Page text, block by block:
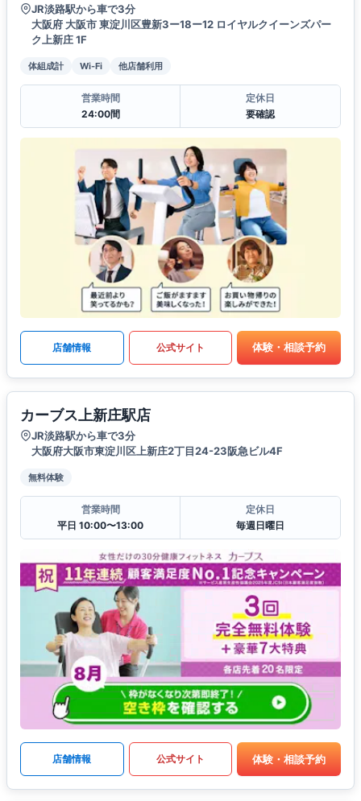
JR淡路駅から車で3分
大阪府 大阪市 東淀川区豊新3ー18ー12 ロイヤルクイーンズパー
ク上新庄 1F
体組成計 Wi-Fi 他店舗利用
営業時間
24:00間
定休日
要確認
店舗情報 公式サイト 体験・相談予約
カーブス上新庄駅店
JR淡路駅から車で3分
大阪府大阪市東淀川区上新庄2丁目24-23阪急ビル4F
無料体験
営業時間
平日 10:00〜13:00
定休日
毎週日曜日
店舗情報 公式サイト 体験・相談予約